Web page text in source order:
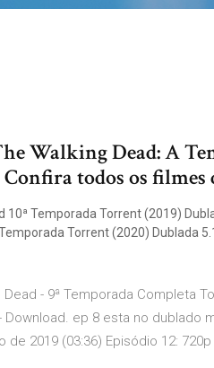
Walking Dead: A
todos os filmes
10ª Temporada Torrent (2019)
Torrent (2020) Dublada
Dead - 9ª Temporada Completa
Download. ep 8 esta no
de 2019 (03:36) Episódio 12: 720p